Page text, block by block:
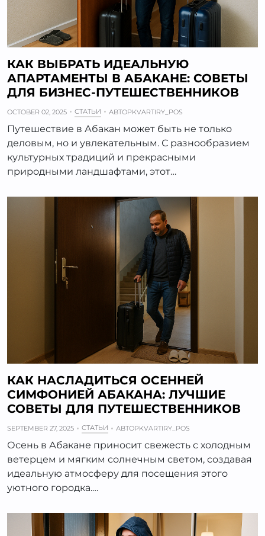
КАК ВЫБРАТЬ ИДЕАЛЬНУЮ
АПАРТАМЕНТЫ В АБАКАНЕ: СОВЕТЫ
ДЛЯ БИЗНЕС-ПУТЕШЕСТВЕННИКОВ
OCTOBER 02, 2025 СТАТЬИ АВТОРKVARTIRY_POS
Путешествие в Абакан может быть не только
деловым, но и увлекательным. С разнообразием
культурных традиций и прекрасными
природными ландшафтами, этот…
КАК НАСЛАДИТЬСЯ ОСЕННЕЙ
СИМФОНИЕЙ АБАКАНА: ЛУЧШИЕ
СОВЕТЫ ДЛЯ ПУТЕШЕСТВЕННИКОВ
SEPTEMBER 27, 2025 СТАТЬИ АВТОРKVARTIRY_POS
Осень в Абакане приносит свежесть с холодным
ветерцем и мягким солнечным светом, создавая
идеальную атмосферу для посещения этого
уютного городка.…